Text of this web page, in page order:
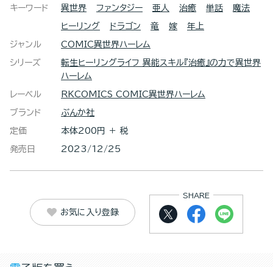
キーワード 異世界 ファンタジー 亜人 治癒 単話 魔法
ヒーリング ドラゴン 竜 嫁 年上
ジャンル COMIC異世界ハーレム
シリーズ
転生ヒーリングライフ 異能スキル『治癒』の力で異世界
ハーレム
レーベル RKCOMICS COMIC異世界ハーレム
ブランド ぶんか社
定価 本体200円 ＋ 税
発売日 2023/12/25
お気に入り登録
SHARE